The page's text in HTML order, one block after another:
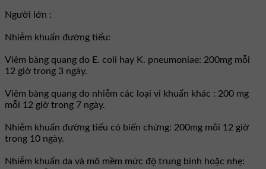
Người lớn :
Nhiễm khuẩn đường tiểu:
Viêm bàng quang do E. coli hay K. pneumoniae: 200mg mỗi
12 giờ trong 3 ngày.
Viêm bàng quang do nhiễm các loại vi khuẩn khác : 200 mg
mỗi 12 giờ trong 7 ngày.
Nhiễm khuẩn đường tiểu có biến chứng: 200mg mỗi 12 giờ
trong 10 ngày.
Nhiễm khuẩn da và mô mềm mức độ trung bình hoặc nhẹ: